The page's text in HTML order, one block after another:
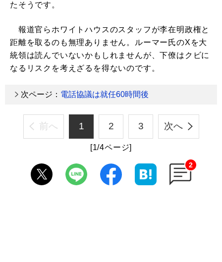
たそうです。
報道官らホワイトハウスのスタッフが李在明政権と
距離を取るのも無理ありません。ルーマー氏のXを大
統領は読んでいないかもしれませんが、下僚はクビに
なるリスクを考えざるを得ないのです。
次ページ： 電話協議は就任60時間後
前へ 1 2 3 次へ
[1/4ページ]
2